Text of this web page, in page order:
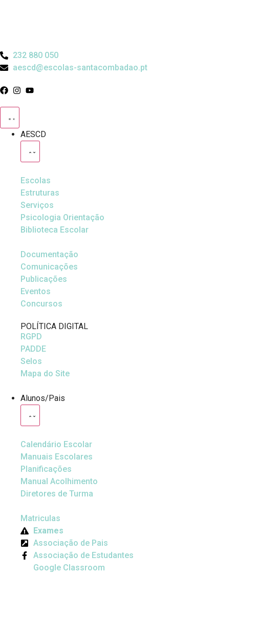
232 880 050
aescd@escolas-santacombadao.pt
AESCD
Escolas
Estruturas
Serviços
Psicologia Orientação
Biblioteca Escolar
Documentação
Comunicações
Publicações
Eventos
Concursos
POLÍTICA DIGITAL
RGPD
PADDE
Selos
Mapa do Site
Alunos/Pais
Calendário Escolar
Manuais Escolares
Planificações
Manual Acolhimento
Diretores de Turma
Matriculas
Exames
Associação de Pais
Associação de Estudantes
Google Classroom